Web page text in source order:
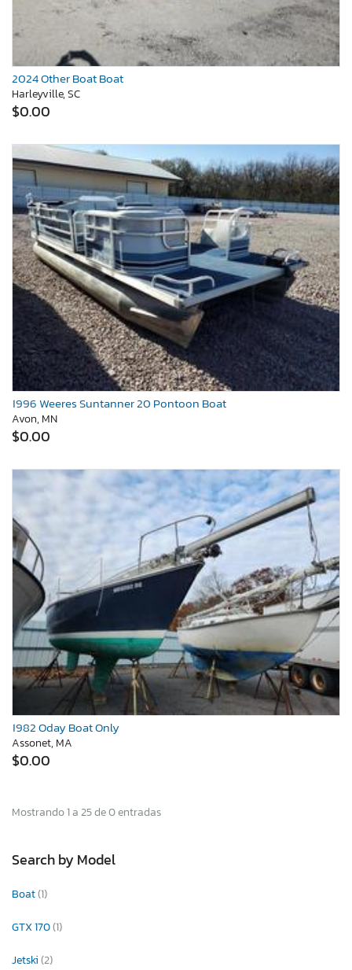
2024 Other Boat Boat
Harleyville, SC
$0.00
1996 Weeres Suntanner 20 Pontoon Boat
Avon, MN
$0.00
1982 Oday Boat Only
Assonet, MA
$0.00
Mostrando 1 a 25 de 0 entradas
Search by Model
Boat(1)
GTX 170(1)
Jetski(2)